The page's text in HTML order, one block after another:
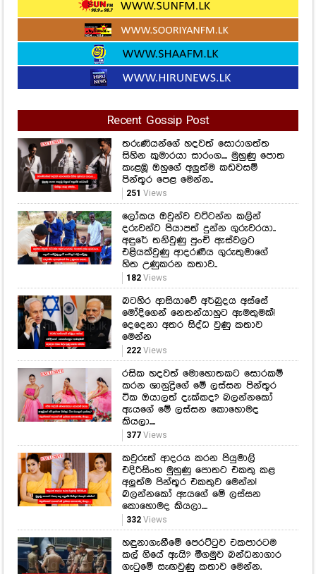
Recent Gossip Post
තරුණියන්ගේ හදවත් සොරාගත්ත
සිහින කුමාරයා සාරංග.... මුහුණු පොත
කැළඹූ ඔහුගේ අලුත්ම කඩවසම්
පින්තූර පෙළ මෙන්න..
251 Views
ලෝකය ඔවුන්ව වට්ටන්න කලින්
දරුවන්ට පියාපත් දුන්න ගුරුවරයා..
අඳුරේ තනිවුණු පුංචි ඇස්වලට
එළියක්වුණු ආදරණීය ගුරුතුමාගේ
හිත උණුකරන කතාව..
182Views
බටහිර ආසියාවේ අර්බුදය අස්සේ
මෝදිගෙන් නෙතන්යාහුට ඇමතුමක්!
දෙදෙනා අතර සිද්ධ වුණු කතාව
මෙන්න
222Views
රසික හදවත් මොහොතකට සොරකම්
කරන ශානුද්‍රිගේ මේ ලස්සන පින්තූර
ටික ඔයාලත් දැක්කද? බලන්නකෝ
ඇයගේ මේ ලස්සන කොහොමද
කියලා....
377Views
කවුරුත් ආදරය කරන පියුමාලි
එදිරිසිංහ මුහුණු පොතට එකතු කළ
අලුත්ම පින්තූර එකතුව මෙන්න!
බලන්නකෝ ඇයගේ මේ ලස්සන
කොහොමද කියලා....
332Views
හඳුනාගැනීමේ පෙරට්ටුව එකපාරටම
කල් ගියේ ඇයි? මීගමුව බන්ධනාගාර
ගැටුමේ සැඟවුණු කතාව මෙන්න.